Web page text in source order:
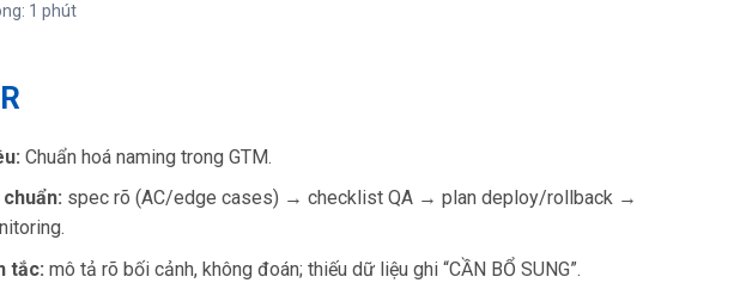
1 phút
Chuẩn hoá naming trong GTM.
spec rõ (AC/edge cases) → checklist QA → plan deploy/rollback →
tắc: mô tả rõ bối cảnh, không đoán; thiếu dữ liệu ghi “CẦN BỔ SUNG”.